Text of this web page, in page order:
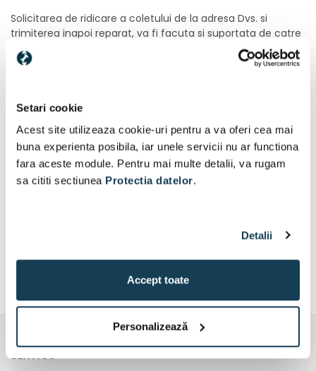
Setari cookie
Acest site utilizeaza cookie-uri pentru a va oferi cea mai
buna experienta posibila, iar unele servicii nu ar functiona
fara aceste module. Pentru mai multe detalii, va rugam
sa cititi sectiunea Protectia datelor.
Detalii
Accept toate
Personalizează
Solicitarea de ridicare a coletului de la adresa Dvs. si
trimiterea inapoi reparat, va fi facuta si suportata de catre
firma noastra.
Va rugam sa fie insotit impreuna cu produsul si
hartie cu observatiile dvs, referitor la problema constatata.
Dupa expedierea coletului, trimiteti nr. AWB pe adresa mai
sus mentionata.
In eventualitatea in care solicitarea de garantie este
aferente transportului, precum si costul de diagnosticare a
verificare.
SERVICII